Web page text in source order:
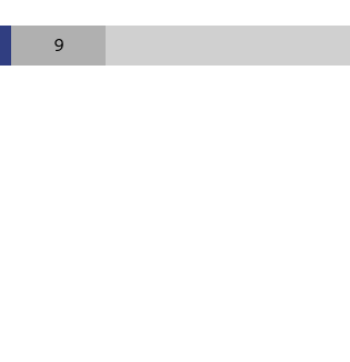
9